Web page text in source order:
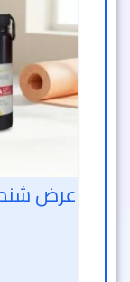
عرض